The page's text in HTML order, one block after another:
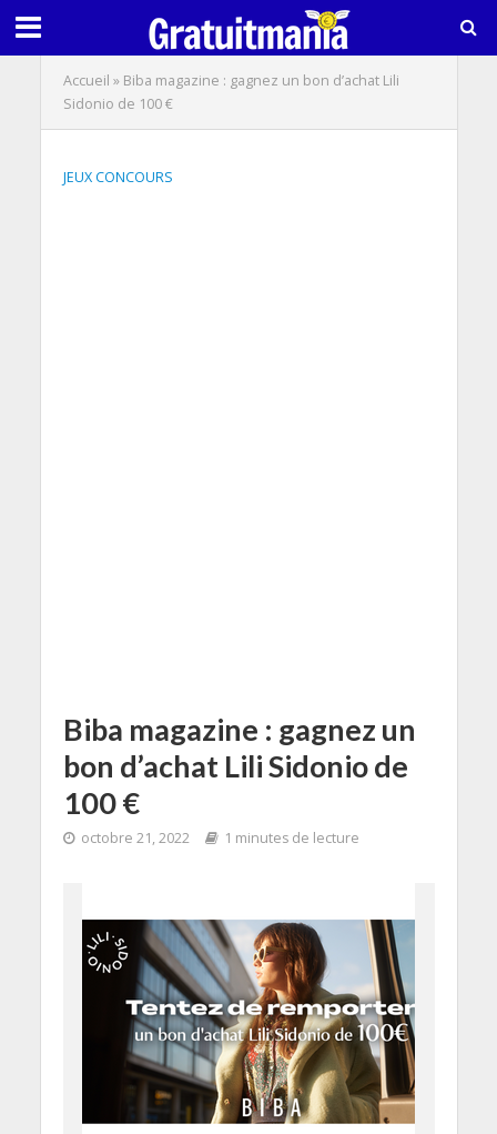
Accueil » Biba magazine : gagnez un bon d’achat Lili
Sidonio de 100 €
JEUX CONCOURS
Biba magazine : gagnez un
bon d’achat Lili Sidonio de
100 €
octobre 21, 2022 1 minutes de lecture